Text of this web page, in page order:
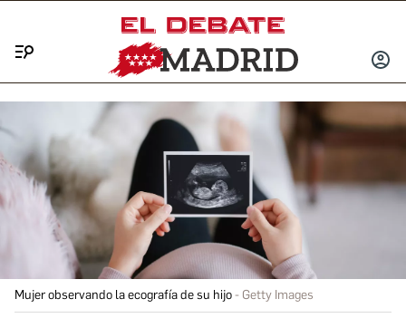
INICIAR
Mujer observando la ecografía de su hijo Getty Images